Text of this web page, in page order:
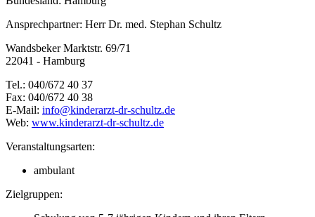
Ansprechpartner: Herr Dr. med. Stephan Schultz
Wandsbeker Marktstr. 69/71
22041 - Hamburg
Tel.: 040/672 40 37
Fax: 040/672 40 38
E-Mail: info@kinderarzt-dr-schultz.de
Web: www.kinderarzt-dr-schultz.de
Veranstaltungsarten:
ambulant
Zielgruppen: